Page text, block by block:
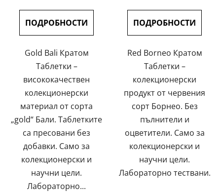
цената:
ПОДРОБНОСТИ
Gold Bali Кратом
Таблетки –
висококачествен
колекционерски
материал от сорта
„gold“ Бали. Таблетките
са пресовани без
добавки. Само за
колекционерски и
научни цели.
Лабораторно...
цената:
ПОДРОБНОСТИ
Red Borneo Кратом
Таблетки –
колекционерски
продукт от червения
сорт Борнео. Без
пълнители и
оцветители. Само за
колекционерски и
научни цели.
Лабораторно тествани.